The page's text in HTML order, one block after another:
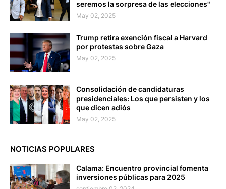
seremos la sorpresa de las elecciones"
May 02, 2025
Trump retira exención fiscal a Harvard
por protestas sobre Gaza
May 02, 2025
Consolidación de candidaturas
presidenciales: Los que persisten y los
que dicen adiós
May 02, 2025
NOTICIAS POPULARES
Calama: Encuentro provincial fomenta
inversiones públicas para 2025